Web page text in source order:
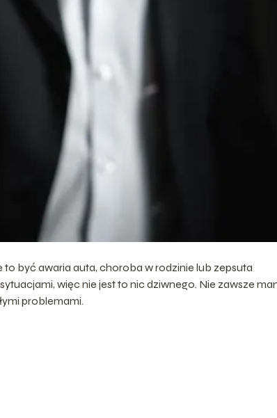
być awaria auta, choroba w rodzinie lub zepsuta
więc nie jest to nic dziwnego. Nie zawsze
problemami.